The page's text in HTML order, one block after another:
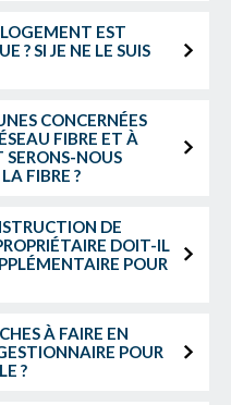
EST
? SI JE NE LE SUIS
CONCERNÉES
FIBRE ET À
NOUS
FIBRE ?
DE
DOIT-IL
POUR
À FAIRE EN
POUR
?